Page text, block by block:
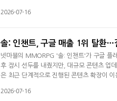
라본 레벨 디자인 철학과 개발 과정을 공개
2026-07-16
솔: 인챈트, 구글 매출 1위 탈환…
넷마블의 MMORPG '솔: 인챈트'가 구글 플
후 잠시 선두를 내줬지만, 대규모 콘텐츠 업
은 최근 단계적으로 진행된 콘텐츠 확장이
'솔: 인챈트'는 15일 길드 운영과 성장, 전투
2026-07-16